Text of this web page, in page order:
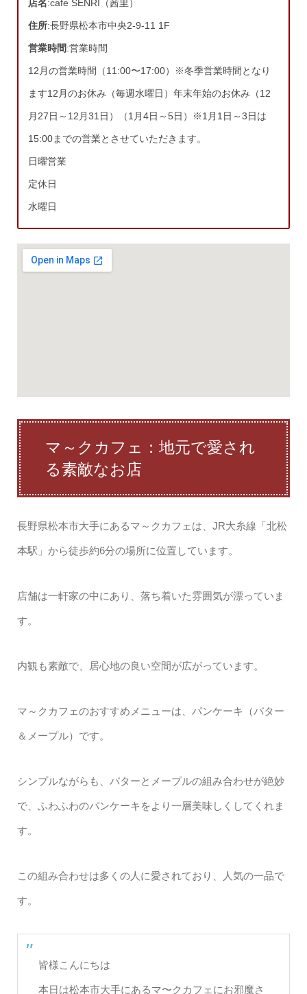
店名:cafe SENRI（茜里）
住所:長野県松本市中央2-9-11 1F
営業時間:営業時間
12月の営業時間（11:00〜17:00）※冬季営業時間となり
ます12月のお休み（毎週水曜日）年末年始のお休み（12
月27日～12月31日）（1月4日～5日）※1月1日～3日は
15:00までの営業とさせていただきます。
日曜営業
定休日
水曜日
マ～クカフェ：地元で愛され
る素敵なお店
長野県松本市大手にあるマ～クカフェは、JR大糸線「北松
本駅」から徒歩約6分の場所に位置しています。
店舗は一軒家の中にあり、落ち着いた雰囲気が漂っていま
す。
内観も素敵で、居心地の良い空間が広がっています。
マ～クカフェのおすすめメニューは、パンケーキ（バター
＆メープル）です。
シンプルながらも、バターとメープルの組み合わせが絶妙
で、ふわふわのパンケーキをより一層美味しくしてくれま
す。
この組み合わせは多くの人に愛されており、人気の一品で
す。
皆様こんにちは
本日は松本市大手にあるマ〜クカフェにお邪魔さ